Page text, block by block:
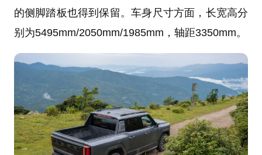
的侧脚踏板也得到保留。车身尺寸方面，长宽高分
别为5495mm/2050mm/1985mm，轴距3350mm。